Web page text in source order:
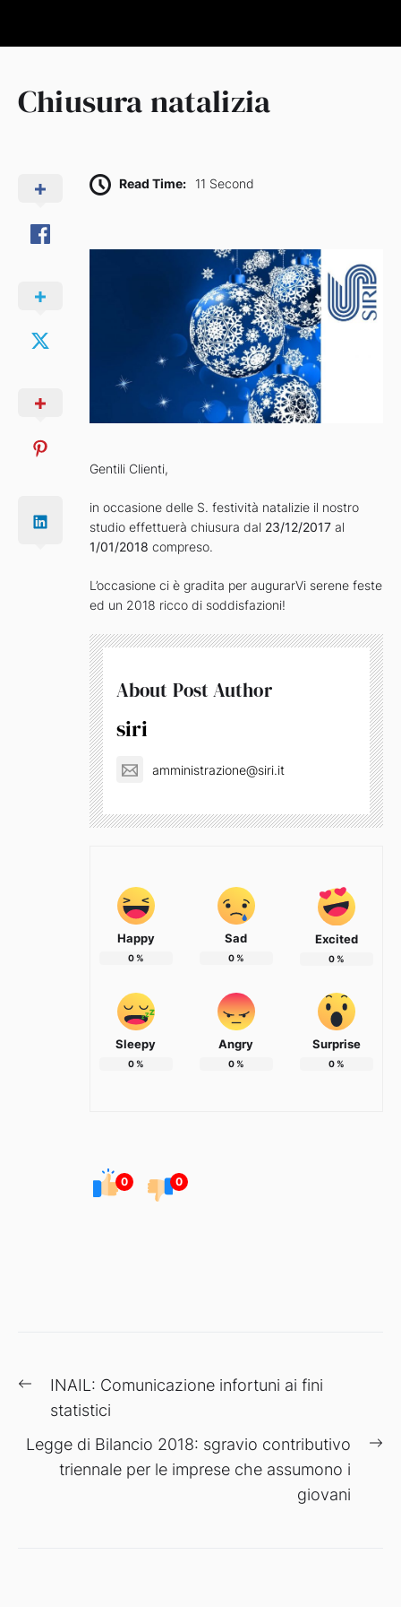
Chiusura natalizia
Read Time: 11 Second
Gentili Clienti,
in occasione delle S. festività natalizie il nostro
studio effettuerà chiusura dal 23/12/2017 al
1/01/2018 compreso.
L’occasione ci è gradita per augurarVi serene feste
ed un 2018 ricco di soddisfazioni!
About Post Author
siri
amministrazione@siri.it
Happy
0%
Sad
0%
Excited
0%
Sleepy
0%
Angry
0%
Surprise
0%
0 0
Navigazione
articoli
Previous
post:
INAIL: Comunicazione infortuni ai fini
statistici
Legge di Bilancio 2018: sgravio contributivo
triennale per le imprese che assumono i
giovani